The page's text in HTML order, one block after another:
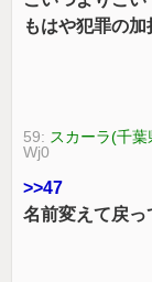
もはや犯罪の
59: スカーラ(千葉
Wj0
>>47
名前変えて戻